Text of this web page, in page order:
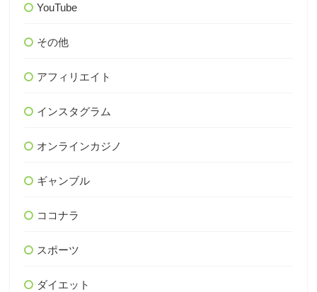
YouTube
その他
アフィリエイト
インスタグラム
オンラインカジノ
ギャンブル
ココナラ
スポーツ
ダイエット